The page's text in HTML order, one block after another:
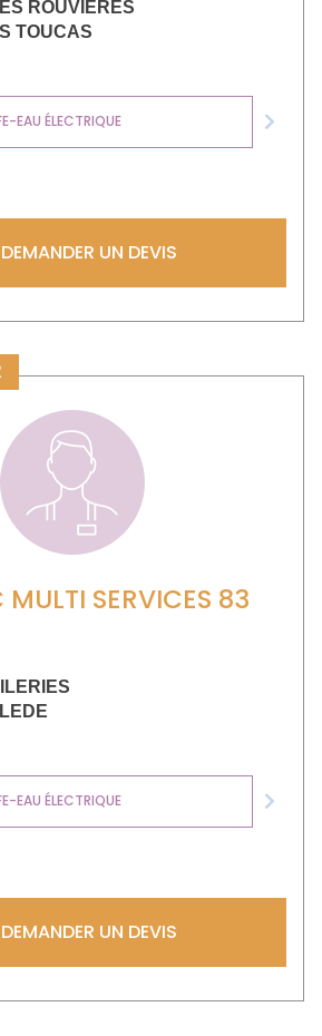
ROUVIERES
TOUCAS
EAU ÉLECTRIQUE
Next
DEMANDER UN DEVIS
MULTI SERVICES 83
EAU ÉLECTRIQUE
Next
DEMANDER UN DEVIS